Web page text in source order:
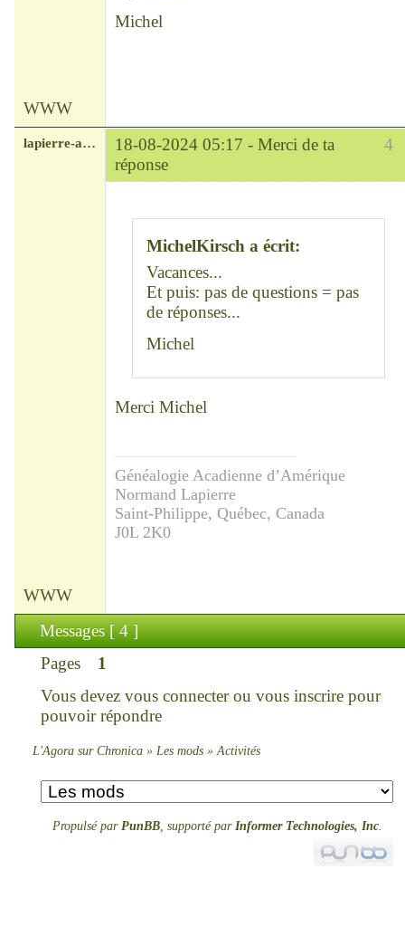
Michel
WWW
4
lapierre-amerique 18-08-2024 05:17 - Merci de ta
réponse
MichelKirsch a écrit:
Vacances...
Et puis: pas de questions = pas
de réponses...
Michel
Merci Michel
Généalogie Acadienne d’Amérique
Normand Lapierre
Saint-Philippe, Québec, Canada
J0L 2K0
WWW
Messages [ 4 ]
Pages
1
Vous devez vous connecterou vous inscrirepour
pouvoir répondre
L'Agora sur Chronica » Les mods »Activités
Propulsé par PunBB, supporté par Informer Technologies, Inc.